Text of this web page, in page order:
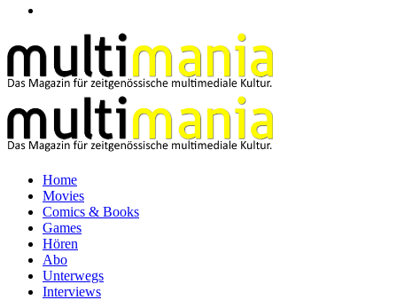
Home
Movies
Comics & Books
Games
Hören
Abo
Unterwegs
Interviews